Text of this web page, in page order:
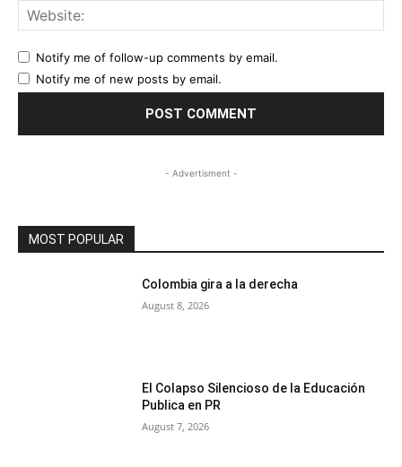
Notify me of follow-up comments by email.
Notify me of new posts by email.
- Advertisment -
MOST POPULAR
Colombia gira a la derecha
August 8, 2026
El Colapso Silencioso de la Educación
Publica en PR
August 7, 2026